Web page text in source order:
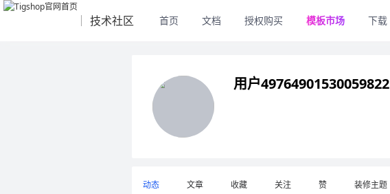
技术社区 首页 文档 授权购买 模板市场 下载
用户49764901530059822
动态 文章 收藏 关注 赞 装修主题